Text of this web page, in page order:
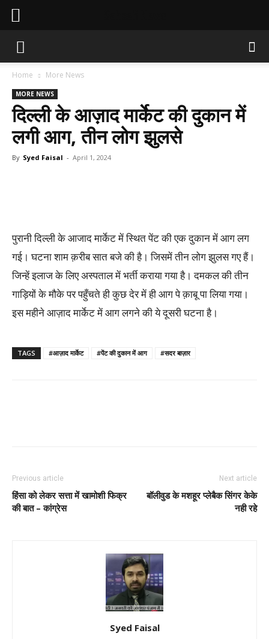
Home More News
MORE NEWS
दिल्ली के आज़ाद मार्केट की दुकान में
लगी आग, तीन लोग झुलसे
By Syed Faisal - April 1, 2024
पुरानी दिल्ली के आजाद मार्केट में स्थित पेंट की एक दुकान में आग लग
गई। घटना शाम क़रीब सात बजे की है। जिसमें तीन लोग झुलस गए हैं।
जिन्हें इलाज के लिए अस्पताल में भर्ती कराया गया है। दमकल की तीन
गाड़ियों के मौके पर पहुँचते ही कुछ देर में ही आग पे क़ाबू पा लिया गया।
इस महीने आज़ाद मार्केट में आग लगने की ये दूसरी घटना है।
TAGS #आज़ाद मार्केट #पेंट की दुकान में आग #सदर बाज़ार
Previous article
हिंसा को लेकर सत्ता में खामोशी फिक्र
की बात – कांग्रेस
Next article
बॉलीवुड के मशहूर प्लेबैक सिंगर केके
नही रहे
Syed Faisal